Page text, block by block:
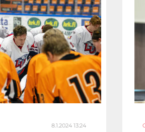
8.1.2024 13:24